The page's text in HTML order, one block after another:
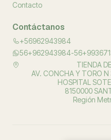
Contacto
Contáctanos
+56962943984
56+962943984-
TIENDA
AV. CONCHA Y TORO
HOSPITAL
8150000
Región